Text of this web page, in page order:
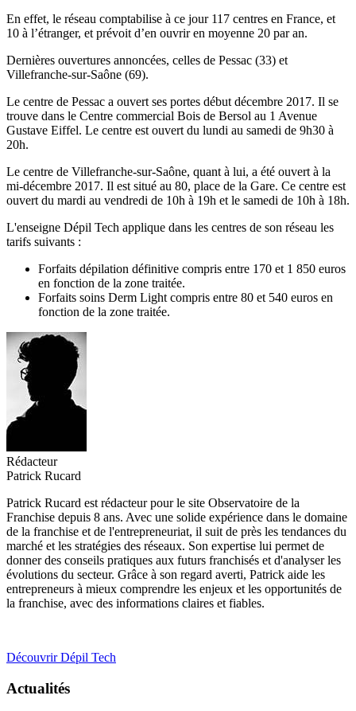
En effet, le réseau comptabilise à ce jour 117 centres en France, et
10 à l’étranger, et prévoit d’en ouvrir en moyenne 20 par an.
Dernières ouvertures annoncées, celles de Pessac (33) et
Villefranche-sur-Saône (69).
Le centre de Pessac a ouvert ses portes début décembre 2017. Il se
trouve dans le Centre commercial Bois de Bersol au 1 Avenue
Gustave Eiffel. Le centre est ouvert du lundi au samedi de 9h30 à
20h.
Le centre de Villefranche-sur-Saône, quant à lui, a été ouvert à la
mi-décembre 2017. Il est situé au 80, place de la Gare. Ce centre est
ouvert du mardi au vendredi de 10h à 19h et le samedi de 10h à 18h.
L'enseigne Dépil Tech applique dans les centres de son réseau les
tarifs suivants :
Forfaits dépilation définitive compris entre 170 et 1 850 euros
en fonction de la zone traitée.
Forfaits soins Derm Light compris entre 80 et 540 euros en
fonction de la zone traitée.
Rédacteur
Patrick Rucard
Patrick Rucard est rédacteur pour le site Observatoire de la
Franchise depuis 8 ans. Avec une solide expérience dans le domaine
de la franchise et de l'entrepreneuriat, il suit de près les tendances du
marché et les stratégies des réseaux. Son expertise lui permet de
donner des conseils pratiques aux futurs franchisés et d'analyser les
évolutions du secteur. Grâce à son regard averti, Patrick aide les
entrepreneurs à mieux comprendre les enjeux et les opportunités de
la franchise, avec des informations claires et fiables.
Découvrir Dépil Tech
Actualités